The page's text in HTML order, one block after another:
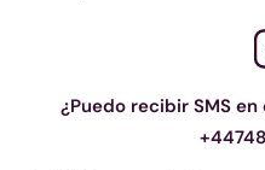
¿Puedo recibir SMS en